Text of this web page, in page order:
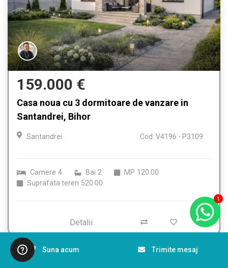
1
159.000 €
Casa noua cu 3 dormitoare de vanzare in
Santandrei, Bihor
Santandrei Cod: V4196 - P3109
Camere 4 Bai 2 MP 120.00
Suprafata teren 520.00
Detalii
Comision 0
Suna acum Trimite mesaj